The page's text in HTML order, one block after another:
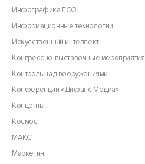
Инфографика ГОЗ
Информационные технологии
Искусственный интеллект
Конгрессно-выставочные мероприятия
Контроль над вооружениями
Конференции «Дифанс Медиа»
Концепты
Космос
МАКС
Маркетинг